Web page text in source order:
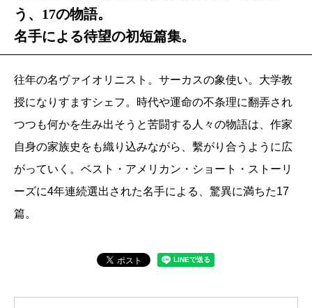
う、17の物語。
名手による待望の初短篇集。
往年の名ヴァイオリニスト。サーカスの象使い。大学教
授になりすますシェフ。時代や運命の不条理に翻弄され
つつも何かを生み出そうと苦闘する人々の物語は、作家
自身の家族史をも織り込みながら、繫がり合うように広
がっていく。ベスト・アメリカン・ショート・ストーリ
ーズに4年連続選出された名手による、驚異に満ちた17
篇。